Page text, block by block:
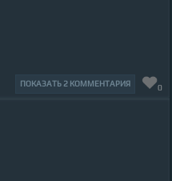
ПОКАЗАТЬ 2 КОММЕНТАРИЯ 0